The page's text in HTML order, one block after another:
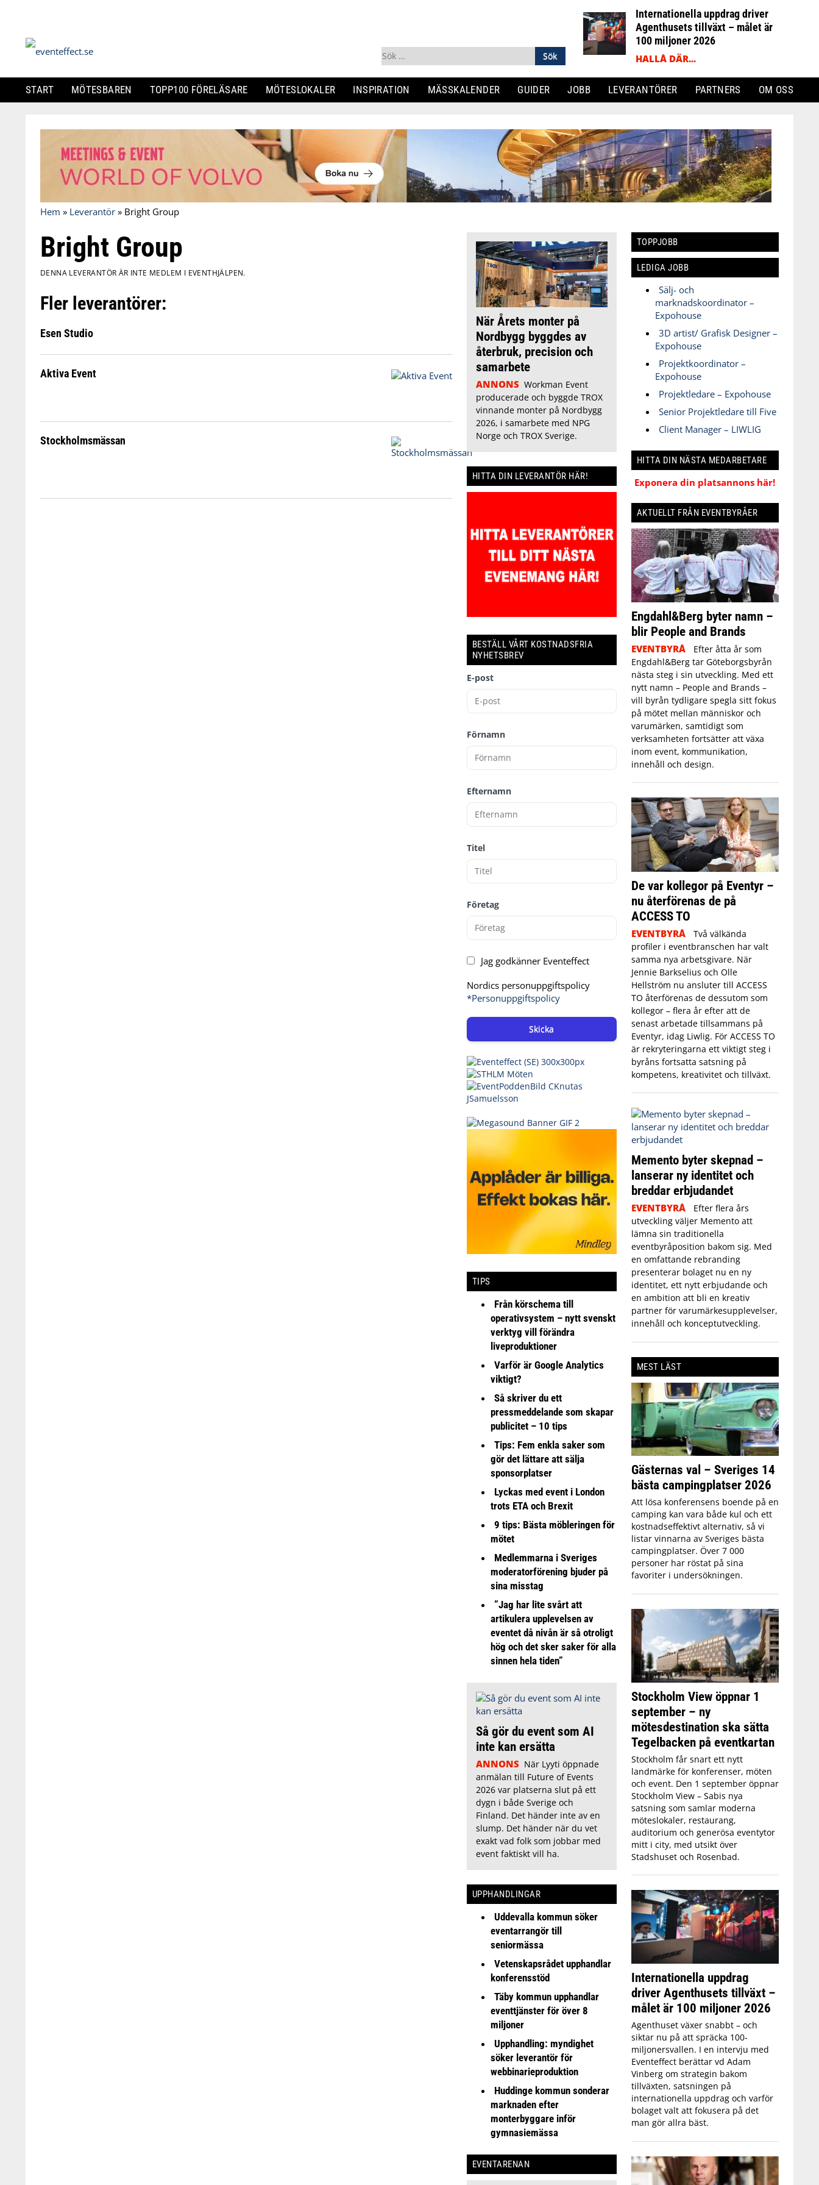
Sök
efter:
Internationella uppdrag driver
Agenthusets tillväxt – målet är
100 miljoner 2026
HALLÅ DÄR...
START MÖTESBAREN TOPP100 FÖRELÄSARE MÖTESLOKALER INSPIRATION MÄSSKALENDER GUIDER JOBB LEVERANTÖRER PARTNERS OM OSS
content
Hem » Leverantör » Bright Group
Bright Group
DENNA LEVERANTÖR ÄR INTE MEDLEM I EVENTHJÄLPEN.
Fler leverantörer:
Esen Studio
Aktiva Event
Stockholmsmässan
När Årets monter på
Nordbygg byggdes av
återbruk, precision och
samarbete
ANNONS Workman Event
producerade och byggde TROX
vinnande monter på Nordbygg
2026, i samarbete med NPG
Norge och TROX Sverige.
HITTA DIN LEVERANTÖR HÄR!
BESTÄLL VÅRT KOSTNADSFRIA
NYHETSBREV
E-post
Förnamn
Efternamn
Titel
Företag
Jag godkänner Eventeffect
Nordics personuppgiftspolicy
*Personuppgiftspolicy
Skicka
TIPS
Från körschema till
operativsystem – nytt svenskt
verktyg vill förändra
liveproduktioner
Varför är Google Analytics
viktigt?
Så skriver du ett
pressmeddelande som skapar
publicitet – 10 tips
Tips: Fem enkla saker som
gör det lättare att sälja
sponsorplatser
Lyckas med event i London
trots ETA och Brexit
9 tips: Bästa möbleringen för
mötet
Medlemmarna i Sveriges
moderatorförening bjuder på
sina misstag
”Jag har lite svårt att
artikulera upplevelsen av
eventet då nivån är så otroligt
hög och det sker saker för alla
sinnen hela tiden”
Så gör du event som AI
inte kan ersätta
ANNONS När Lyyti öppnade
anmälan till Future of Events
2026 var platserna slut på ett
dygn i både Sverige och
Finland. Det händer inte av en
slump. Det händer när du vet
exakt vad folk som jobbar med
event faktiskt vill ha.
UPPHANDLINGAR
Uddevalla kommun söker
eventarrangör till
seniormässa
Vetenskapsrådet upphandlar
konferensstöd
Täby kommun upphandlar
eventtjänster för över 8
miljoner
Upphandling: myndighet
söker leverantör för
webbinarieproduktion
Huddinge kommun sonderar
marknaden efter
monterbyggare inför
gymnasiemässa
EVENTARENAN
TOPPJOBB
LEDIGA JOBB
Sälj- och
marknadskoordinator –
Expohouse
3D artist/ Grafisk Designer –
Expohouse
Projektkoordinator –
Expohouse
Projektledare – Expohouse
Senior Projektledare till Five
Client Manager – LIWLIG
HITTA DIN NÄSTA MEDARBETARE
Exponera din platsannons här!
AKTUELLT FRÅN EVENTBYRÅER
Engdahl&Berg byter namn –
blir People and Brands
EVENTBYRÅ
Efter åtta år som
Engdahl&Berg tar Göteborgsbyrån
nästa steg i sin utveckling. Med ett
nytt namn – People and Brands –
vill byrån tydligare spegla sitt fokus
på mötet mellan människor och
varumärken, samtidigt som
verksamheten fortsätter att växa
inom event, kommunikation,
innehåll och design.
De var kollegor på Eventyr –
nu återförenas de på
ACCESS TO
EVENTBYRÅ
Två välkända
profiler i eventbranschen har valt
samma nya arbetsgivare. När
Jennie Barkselius och Olle
Hellström nu ansluter till ACCESS
TO återförenas de dessutom som
kollegor – flera år efter att de
senast arbetade tillsammans på
Eventyr, idag Liwlig. För ACCESS TO
är rekryteringarna ett viktigt steg i
byråns fortsatta satsning på
kompetens, kreativitet och tillväxt.
Memento byter skepnad –
lanserar ny identitet och
breddar erbjudandet
EVENTBYRÅ
Efter flera års
utveckling väljer Memento att
lämna sin traditionella
eventbyråposition bakom sig. Med
en omfattande rebranding
presenterar bolaget nu en ny
identitet, ett nytt erbjudande och
en ambition att bli en kreativ
partner för varumärkesupplevelser,
innehåll och konceptutveckling.
MEST LÄST
Gästernas val – Sveriges 14
bästa campingplatser 2026
Att lösa konferensens boende på en
camping kan vara både kul och ett
kostnadseffektivt alternativ, så vi
listar vinnarna av Sveriges bästa
campingplatser. Över 7 000
personer har röstat på sina
favoriter i undersökningen.
Stockholm View öppnar 1
september – ny
mötesdestination ska sätta
Tegelbacken på eventkartan
Stockholm får snart ett nytt
landmärke för konferenser, möten
och event. Den 1 september öppnar
Stockholm View – Sabis nya
satsning som samlar moderna
möteslokaler, restaurang,
auditorium och generösa eventytor
mitt i city, med utsikt över
Stadshuset och Rosenbad.
Internationella uppdrag
driver Agenthusets tillväxt –
målet är 100 miljoner 2026
Agenthuset växer snabbt – och
siktar nu på att spräcka 100-
miljonersvallen. I en intervju med
Eventeffect berättar vd Adam
Vinberg om strategin bakom
tillväxten, satsningen på
internationella uppdrag och varför
bolaget valt att fokusera på det
man gör allra bäst.